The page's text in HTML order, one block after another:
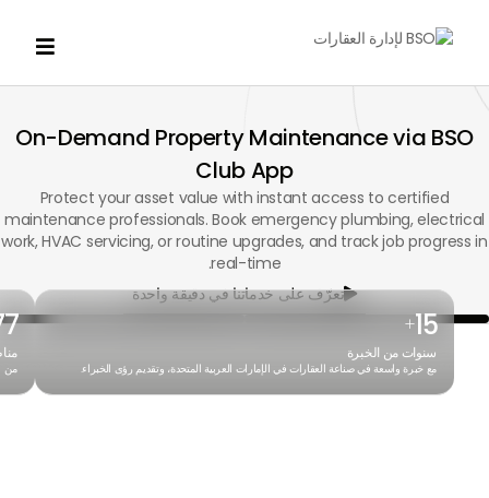

On-Demand Property Maintenance via BSO
Club App
Protect your asset value with instant access to certified
maintenance professionals. Book emergency plumbing, electrical
work, HVAC servicing, or routine upgrades, and track job progress in
real-time.
تعرّف على خدماتنا في دقيقة واحدة
15
+
سنوات من الخبرة
مع خبرة واسعة في صناعة العقارات في الإمارات العربية المتحدة، وتقديم رؤى الخبراء. من